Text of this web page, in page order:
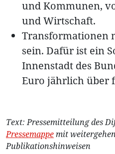
und Kommunen,
und Wirtschaft.
Transformationen
sein. Dafür ist ein
Innenstadt des
Euro jährlich über
Text: Pressemitteilung des
Pressemappemit
Publikationshinweisen